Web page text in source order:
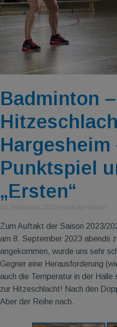
Badminton –
Hargesheim
Punktspiel
„Ersten“
Zum Auftakt der Saison 2023/
am 8. September 2023 abends
angekommen, wurde uns sehr
Gegner eine Herausforderung
auch die Temperatur in der
zur Hitzeschlacht! Nach den
Aber der Reihe nach.